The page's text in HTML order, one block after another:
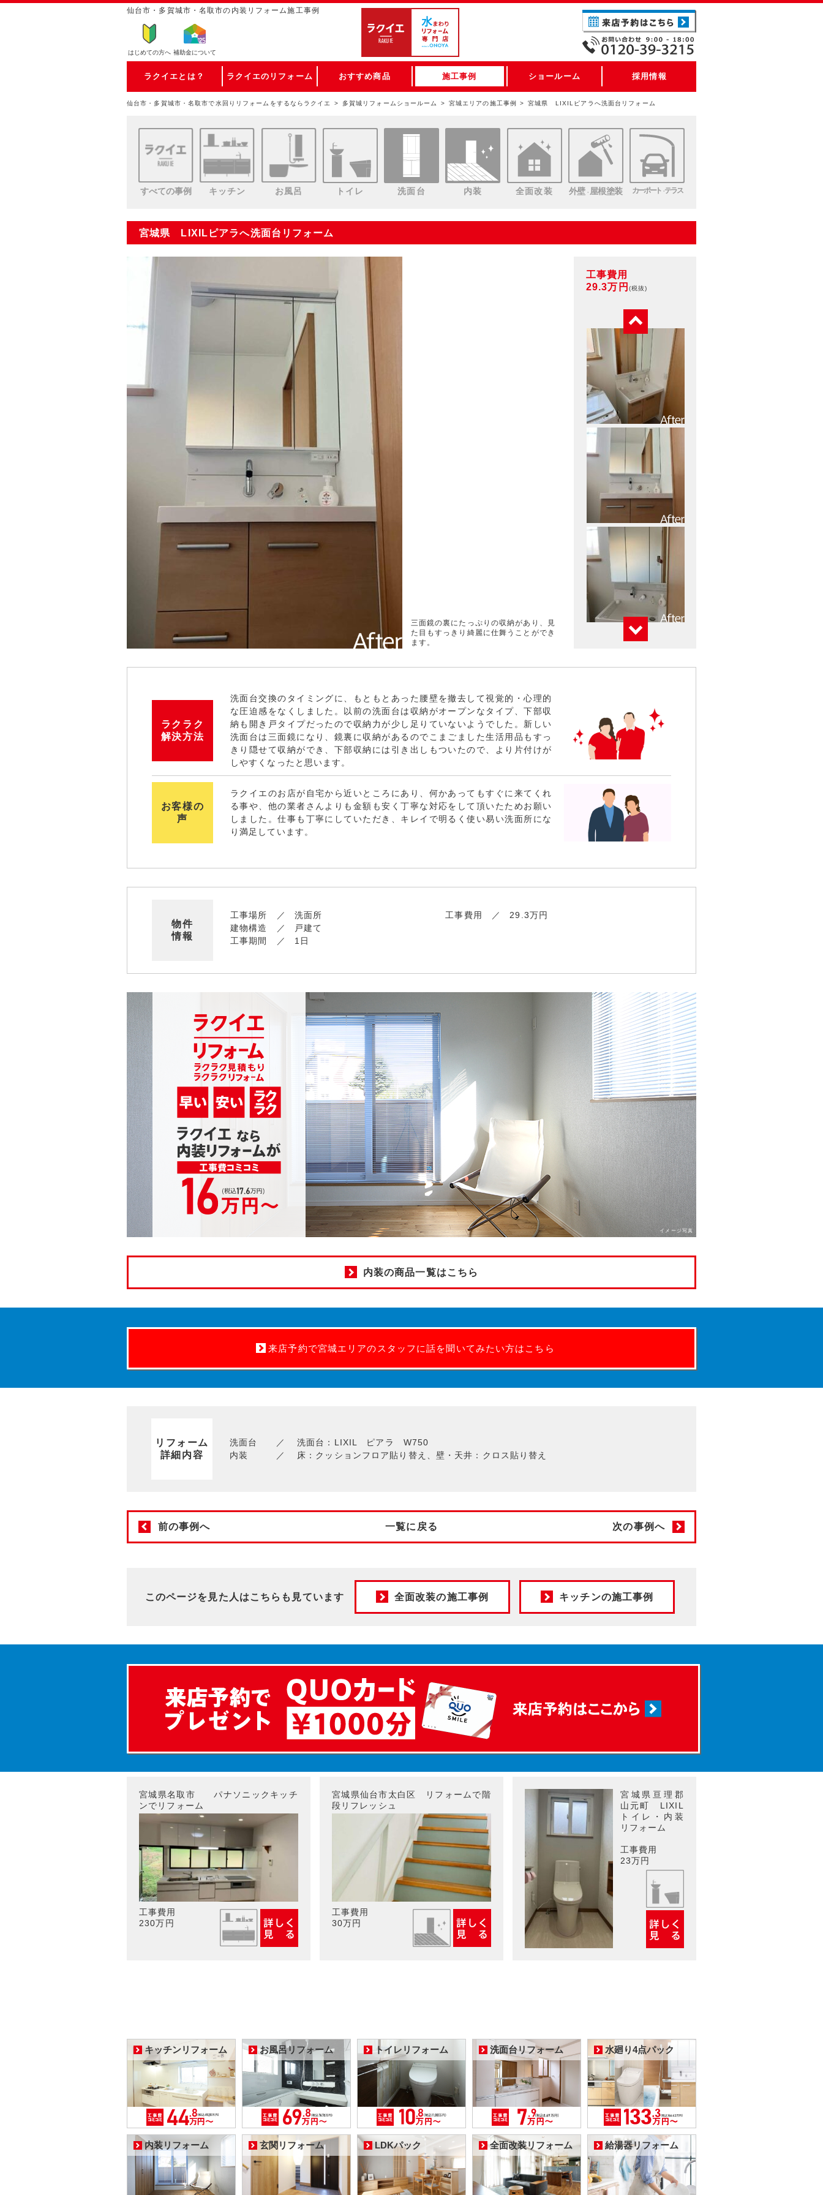
仙台市・多賀城市・名取市の内装リフォーム施工事例
はじめての方へ 補助金について
ラクイエとは？ ラクイエのリフォーム おすすめ商品 施工事例 ショールーム 採用情報
仙台市・多賀城市・名取市で水回りリフォームをするならラクイエ 多賀城リフォームショールーム 宮城エリアの施工事例 宮城県 LIXILピアラへ洗面台リフォーム
すべての事例 キッチン お風呂 トイレ 洗面台 内装 全面改装 外壁・ 屋根塗装 カーポート・テラス
宮城県 LIXILピアラへ洗面台リフォーム
ひろびろボウル&くるくる水栓が特徴のピ
アラです
工事費用
29.3万円 (税抜)
ラクラク
解決方法
洗面台交換のタイミングに、もともとあった腰壁を撤去して視覚的・心理的
な圧迫感をなくしました。以前の洗面台は収納がオープンなタイプ、下部収
納も開き戸タイプだったので収納力が少し足りていないようでした。新しい
洗面台は三面鏡になり、鏡裏に収納があるのでこまごました生活用品もすっ
きり隠せて収納ができ、下部収納には引き出しもついたので、より片付けが
しやすくなったと思います。
お客様の
声
ラクイエのお店が自宅から近いところにあり、何かあってもすぐに来てくれ
る事や、他の業者さんよりも金額も安く丁寧な対応をして頂いたためお願い
しました。仕事も丁寧にしていただき、キレイで明るく使い易い洗面所にな
り満足しています。
物件
情報
工事場所
洗面所
建物構造
戸建て
工事期間
1日
工事費用 29.3万円
イメージ写真
内装の商品一覧はこちら
来店予約で宮城エリアのスタッフに話を聞いてみたい方はこちら
リフォーム
詳細内容
洗面台
洗面台：LIXIL ピアラ W750
内装
床：クッションフロア貼り替え、壁・天井：クロス貼り替え
前の事例へ 一覧に戻る 次の事例へ
このページを見た人はこちらも見ています 全面改装の施工事例 キッチンの施工事例
宮城県名取市 パナソニックキッチ
ンでリフォーム
工事費用
230万円
宮城県仙台市太白区 リフォームで階
段リフレッシュ
工事費用
30万円
宮城県亘理郡
山元町 LIXIL
トイレ・内装
リフォーム
工事費用
23万円
キッチンリフォーム お風呂リフォーム トイレリフォーム 洗面台リフォーム 水廻り4点パック
内装リフォーム 玄関リフォーム LDKパック 全面改装リフォーム 給湯器リフォーム